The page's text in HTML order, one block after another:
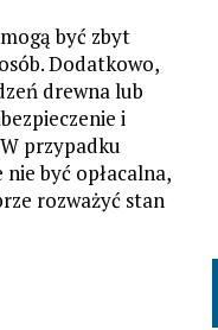
być zbyt
Dodatkowo,
drewna lub
i
przypadku
być opłacalna,
rozważyć stan